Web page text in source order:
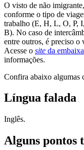
O visto de não
conforme o tipo de
trabalho (E, H, L, O, P,
B). No caso de
entre outros, é preciso o
Acesse o site da
informações.
Confira abaixo algumas
Língua falada
Inglês.
Alguns pontos